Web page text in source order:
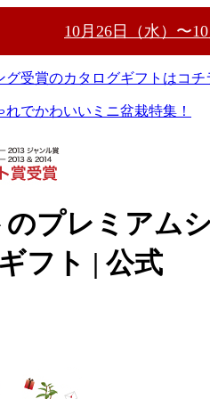
10月26日（水）〜
受賞のカタログギフトはコチ
でかわいいミニ盆栽特集！
プレミアム
フト | 公式